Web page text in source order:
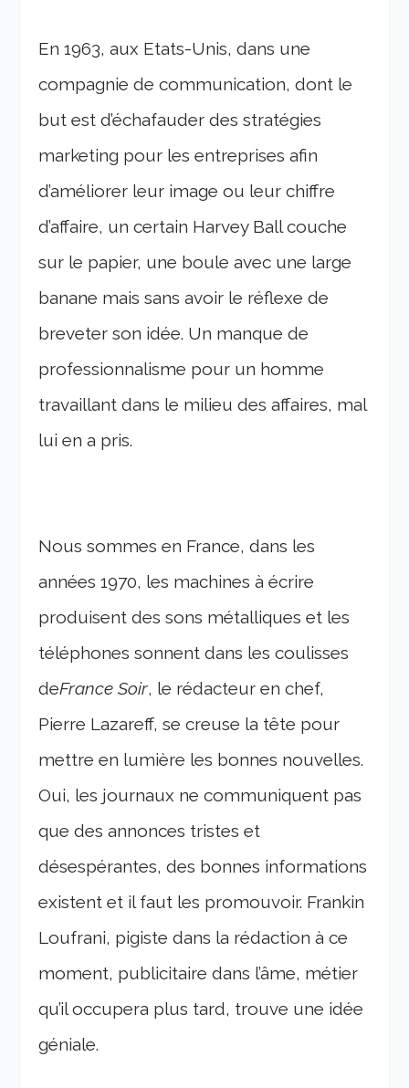
En 1963, aux Etats-Unis, dans une
compagnie de communication, dont le
but est d’échafauder des stratégies
marketing pour les entreprises afin
d’améliorer leur image ou leur chiffre
d’affaire, un certain Harvey Ball couche
sur le papier, une boule avec une large
banane mais sans avoir le réflexe de
breveter son idée. Un manque de
professionnalisme pour un homme
travaillant dans le milieu des affaires, mal
lui en a pris.
Nous sommes en France, dans les
années 1970, les machines à écrire
produisent des sons métalliques et les
téléphones sonnent dans les coulisses
deFrance Soir, le rédacteur en chef,
Pierre Lazareff, se creuse la tête pour
mettre en lumière les bonnes nouvelles.
Oui, les journaux ne communiquent pas
que des annonces tristes et
désespérantes, des bonnes informations
existent et il faut les promouvoir. Frankin
Loufrani, pigiste dans la rédaction à ce
moment, publicitaire dans l’âme, métier
qu’il occupera plus tard, trouve une idée
géniale.